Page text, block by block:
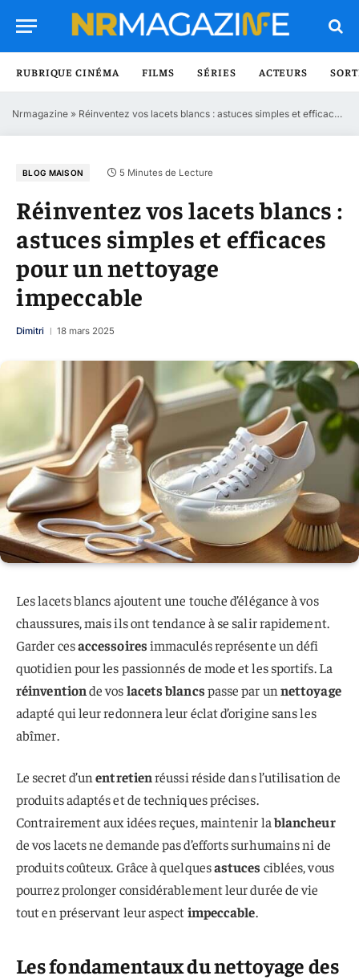
RUBRIQUE CINÉMA FILMS SÉRIES ACTEURS
Nrmagazine » Réinventez vos lacets blancs : astuces simples et efficaces pour un nettoyage impeccable
BLOG MAISON 5 Minutes de Lecture
Réinventez vos lacets blancs :
astuces simples et efficaces
pour un nettoyage
impeccable
Dimitri 18 mars 2025
Les lacets blancs ajoutent une touche d’élégance à vos
chaussures, mais ils ont tendance à se salir rapidement.
Garder cesaccessoiresimmaculés représente un défi
quotidien pour les passionnés de mode et les sportifs. La
réinventionde voslacets blancspasse par un nettoyage
adapté qui leur redonnera leur éclat d’origine sans les
abîmer.
Le secret d’unentretienréussi réside dans l’utilisation de
produits adaptés et de techniques précises.
Contrairement aux idées reçues, maintenir lablancheur
de vos lacets ne demande pas d’efforts surhumains ni de
produits coûteux. Grâce à quelquesastuces ciblées, vous
pourrez prolonger considérablement leur durée de vie
tout en préservant leur aspectimpeccable.
Les fondamentaux du nettoyage des